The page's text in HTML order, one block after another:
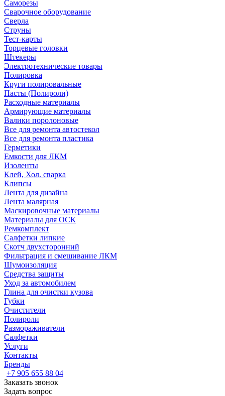
Саморезы
Сварочное оборудование
Сверла
Струны
Тест-карты
Торцевые головки
Штекеры
Электротехнические товары
Полировка
Круги полировальные
Пасты (Полироли)
Расходные материалы
Армирующие материалы
Валики поролоновые
Все для ремонта автостекол
Все для ремонта пластика
Герметики
Емкости для ЛКМ
Изоленты
Клей, Хол. сварка
Клипсы
Лента для дизайна
Лента малярная
Маскировочные материалы
Материалы для ОСК
Ремкомплект
Салфетки липкие
Скотч двухсторонний
Фильтрация и смешивание ЛКМ
Шумоизоляция
Средства защиты
Уход за автомобилем
Глина для очистки кузова
Губки
Очистители
Полироли
Размораживатели
Салфетки
Услуги
Контакты
Бренды
+7 905 655 88 04
Заказать звонок
Задать вопрос